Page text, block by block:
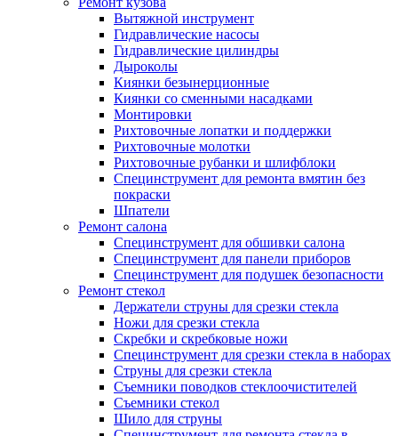
Вытяжной инструмент
Гидравлические насосы
Гидравлические цилиндры
Дыроколы
Киянки безынерционные
Киянки со сменными насадками
Монтировки
Рихтовочные лопатки и поддержки
Рихтовочные молотки
Рихтовочные рубанки и шлифблоки
Специнструмент для ремонта вмятин без
покраски
Шпатели
Ремонт салона
Специнструмент для обшивки салона
Специнструмент для панели приборов
Специнструмент для подушек безопасности
Ремонт стекол
Держатели струны для срезки стекла
Ножи для срезки стекла
Скребки и скребковые ножи
Специнструмент для срезки стекла в наборах
Струны для срезки стекла
Съемники поводков стеклоочистителей
Съемники стекол
Шило для струны